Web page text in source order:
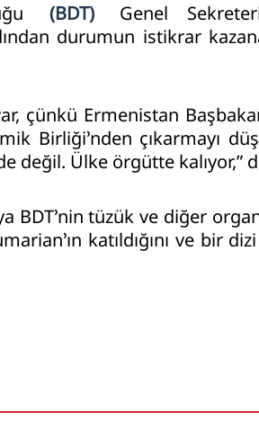
(BDT)
Genel
durumun istikrar
çünkü Ermenistan
Birliği’nden çıkarmayı
değil. Ülke örgütte kalıyor,”
BDT’nin tüzük ve diğer
katıldığını ve bir dizi